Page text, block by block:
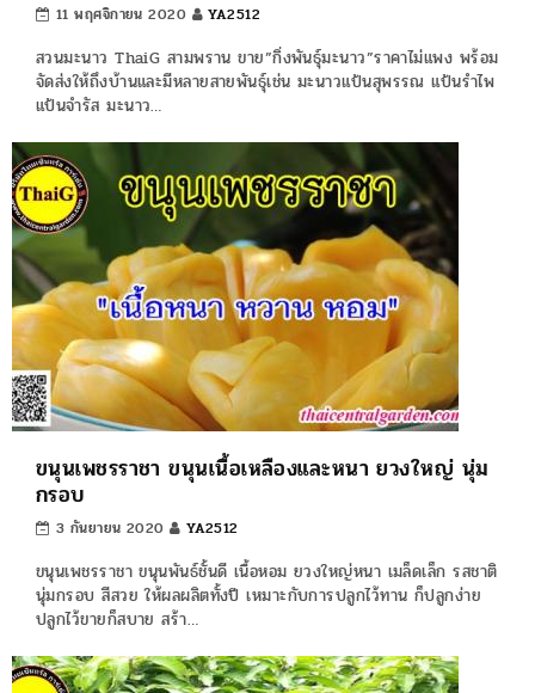
11 พฤศจิกายน 2020 YA2512
สวนมะนาว ThaiG สามพราน ขาย”กิ่งพันธุ์มะนาว”ราคาไม่แพง พร้อม
จัดส่งให้ถึงบ้านและมีหลายสายพันธุ์เช่น มะนาวแป้นสุพรรณ แป้นรำไพ
แป้นจำรัส มะนาว…
ขนุนเพชรราชา ขนุนเนื้อเหลืองและหนา ยวงใหญ่ นุ่ม
กรอบ
3 กันยายน 2020 YA2512
ขนุนเพชรราชา ขนุนพันธ์ชั้นดี เนื้อหอม ยวงใหญ่หนา เมล็ดเล็ก รสชาติ
นุ่มกรอบ สีสวย ให้ผลผลิตทั้งปี เหมาะกับการปลูกไว้ทาน ก็ปลูกง่าย
ปลูกไว้ขายก็สบาย สร้า…